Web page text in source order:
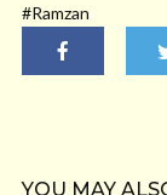
#Ramzan
YOU MAY